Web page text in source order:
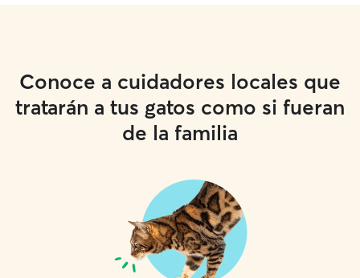
Conoce a cuidadores locales que
tratarán a tus gatos como si fueran
de la familia